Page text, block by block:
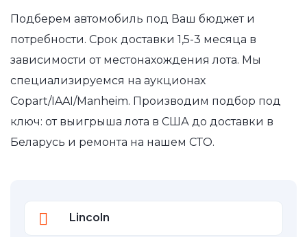
Подберем автомобиль под Ваш бюджет и
потребности. Срок доставки 1,5-3 месяца в
зависимости от местонахождения лота. Мы
специализируемся на аукционах
Copart/IAAI/Manheim. Производим подбор под
ключ: от выигрыша лота в США до доставки в
Беларусь и ремонта на нашем СТО.
Lincoln